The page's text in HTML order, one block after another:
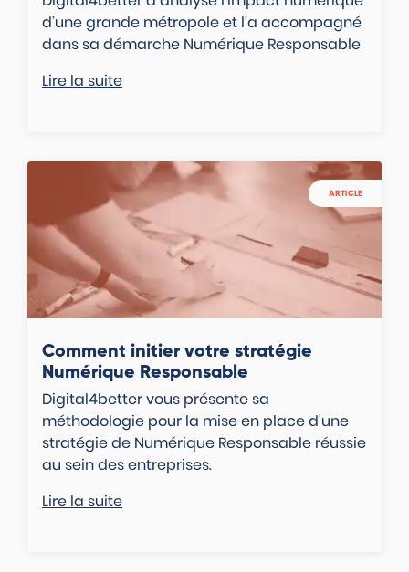
d’une grande métropole et l’a accompagné
dans sa démarche Numérique Responsable
Lire la suite
ARTICLE
Comment initier votre stratégie
Numérique Responsable
Digital4better vous présente sa
méthodologie pour la mise en place d'une
stratégie de Numérique Responsable réussie
au sein des entreprises.
Lire la suite